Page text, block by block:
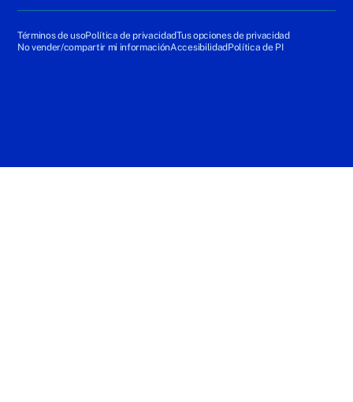
Términos de usoPolítica de privacidadTus opciones de privacidad
No vender/compartir mi informaciónAccesibilidadPolítica de PI